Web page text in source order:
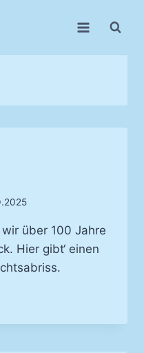
über 100 Jahre
Hier gibt‘ einen